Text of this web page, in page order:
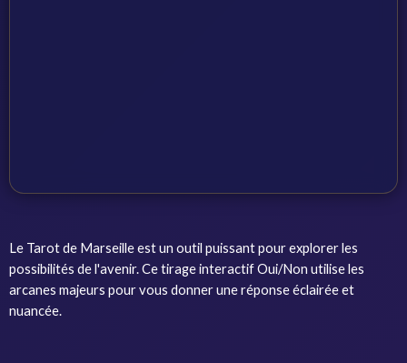
Le Tarot de Marseille est un outil puissant pour explorer les
possibilités de l'avenir. Ce tirage interactif Oui/Non utilise les
arcanes majeurs pour vous donner une réponse éclairée et
nuancée.